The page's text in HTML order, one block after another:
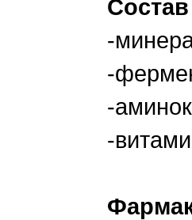
Состав
-
-
-
-